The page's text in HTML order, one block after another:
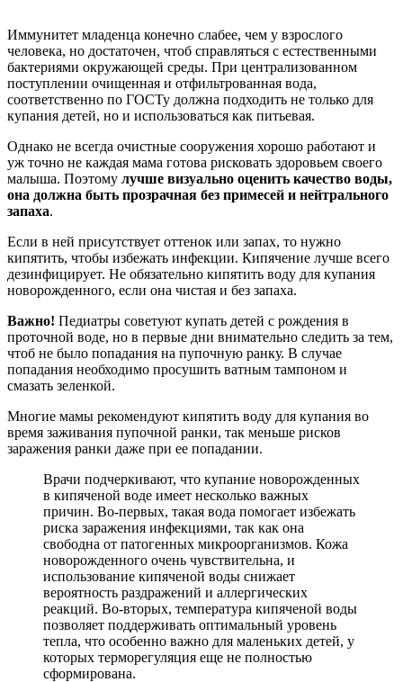
Иммунитет младенца конечно слабее, чем у взрослого
человека, но достаточен, чтоб справляться с естественными
бактериями окружающей среды. При централизованном
поступлении очищенная и отфильтрованная вода,
соответственно по ГОСТу должна подходить не только для
купания детей, но и использоваться как питьевая.
Однако не всегда очистные сооружения хорошо работают и
уж точно не каждая мама готова рисковать здоровьем своего
малыша. Поэтому лучше визуально оценить качество воды,
она должна быть прозрачная без примесей и нейтрального
запаха.
Если в ней присутствует оттенок или запах, то нужно
кипятить, чтобы избежать инфекции. Кипячение лучше всего
дезинфицирует. Не обязательно кипятить воду для купания
новорожденного, если она чистая и без запаха.
Важно! Педиатры советуют купать детей с рождения в
проточной воде, но в первые дни внимательно следить за тем,
чтоб не было попадания на пупочную ранку. В случае
попадания необходимо просушить ватным тампоном и
смазать зеленкой.
Многие мамы рекомендуют кипятить воду для купания во
время заживания пупочной ранки, так меньше рисков
заражения ранки даже при ее попадании.
Врачи подчеркивают, что купание новорожденных
в кипяченой воде имеет несколько важных
причин. Во-первых, такая вода помогает избежать
риска заражения инфекциями, так как она
свободна от патогенных микроорганизмов. Кожа
новорожденного очень чувствительна, и
использование кипяченой воды снижает
вероятность раздражений и аллергических
реакций. Во-вторых, температура кипяченой воды
позволяет поддерживать оптимальный уровень
тепла, что особенно важно для маленьких детей, у
которых терморегуляция еще не полностью
сформирована.